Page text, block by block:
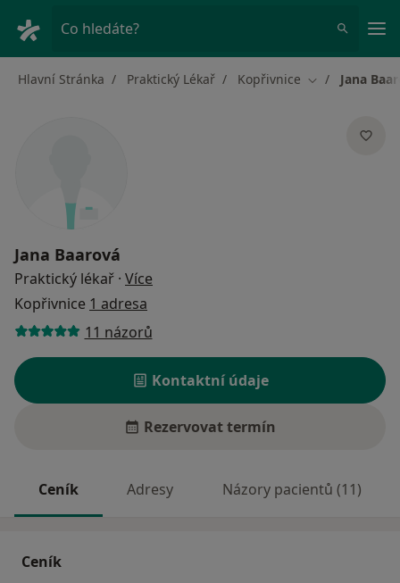
Co hledáte?
Hlavní Stránka Praktický Lékař Kopřivnice Změna města
Jana
Jana Baarová
Praktický lékař · Více
Kopřivnice 1 adresa
11 názorů
Kontaktní údaje
Rezervovat termín
Ceník Adresy Názory pacientů (11)
Ceník